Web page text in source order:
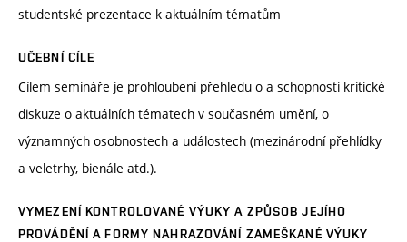
studentské prezentace k aktuálním tématům
UČEBNÍ CÍLE
Cílem semináře je prohloubení přehledu o a schopnosti kritické
diskuze o aktuálních tématech v současném umění, o
významných osobnostech a událostech (mezinárodní přehlídky
a veletrhy, bienále atd.).
VYMEZENÍ KONTROLOVANÉ VÝUKY A ZPŮSOB JEJÍHO
PROVÁDĚNÍ A FORMY NAHRAZOVÁNÍ ZAMEŠKANÉ VÝUKY